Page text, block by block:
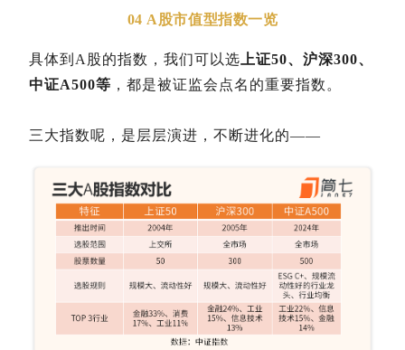
04 A股市值型指数一览
具体到A股的指数，我们可以选 上证50、沪深300、
中证A500等 ，都是被证监会点名的重要指数。
三大指数呢，是层层演进，不断进化的——